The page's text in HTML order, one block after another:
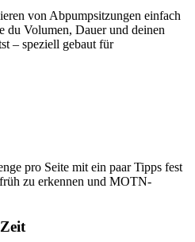
von Abpumpsitzungen einfach
du Volumen, Dauer und deinen
– speziell gebaut für
pro Seite mit ein paar Tipps fest
zu erkennen und MOTN-